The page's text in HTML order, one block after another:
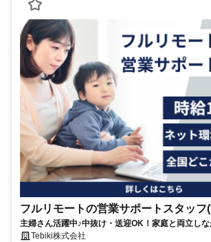
フルリモートの営業サポートスタッフ
主婦さん活躍中♪中抜け・送迎OK！家庭と両立し
Tebiki株式会社